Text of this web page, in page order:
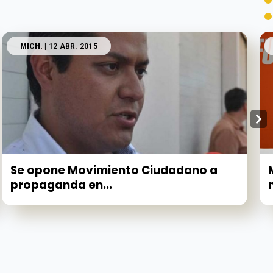
MICH. | 12 ABR. 2015
Se opone Movimiento Ciudadano a
propaganda en...